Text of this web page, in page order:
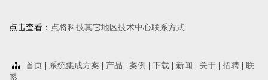
点击查看： 点将科技其它地区技术中心联系方式
首页 系统集成方案 产品 案例 下载 新闻 关于 招聘
联
系